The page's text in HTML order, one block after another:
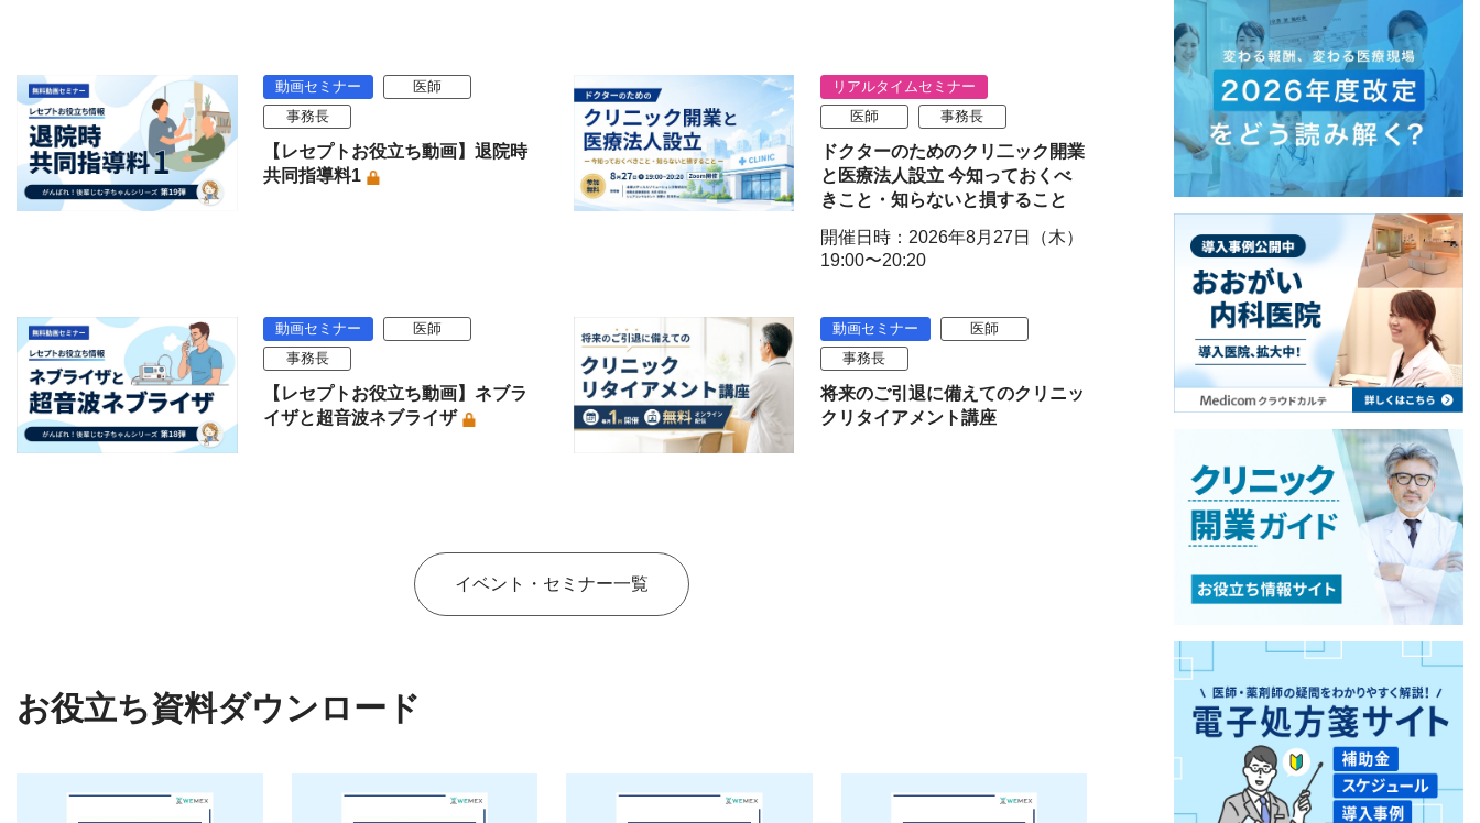
動画セミナー
医師
事務長
【レセプトお役立ち動画】退院時
共同指導料1
リアルタイムセミナー
医師
事務長
ドクターのためのクリ二ック開業
と医療法人設立 今知っておくべ
きこと・知らないと損すること
開催日時：2026年8月27日（木）
19:00〜20:20
動画セミナー
医師
事務長
【レセプトお役立ち動画】ネブラ
イザと超音波ネブライザ
動画セミナー
医師
事務長
将来のご引退に備えてのクリニッ
クリタイアメント講座
イベント・セミナー一覧
お役立ち資料ダウンロード